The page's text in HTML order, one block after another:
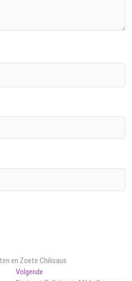
en Zoete Chilisaus
VolgendeVolgend